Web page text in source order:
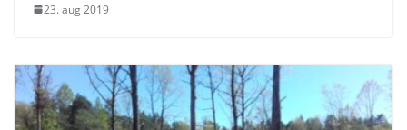
23. aug 2019